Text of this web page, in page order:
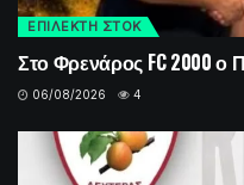
ΕΠΙΛΕΚΤΗ ΣΤΟΚ
Στο Φρενάρος FC 2000 ο
06/08/2026 4